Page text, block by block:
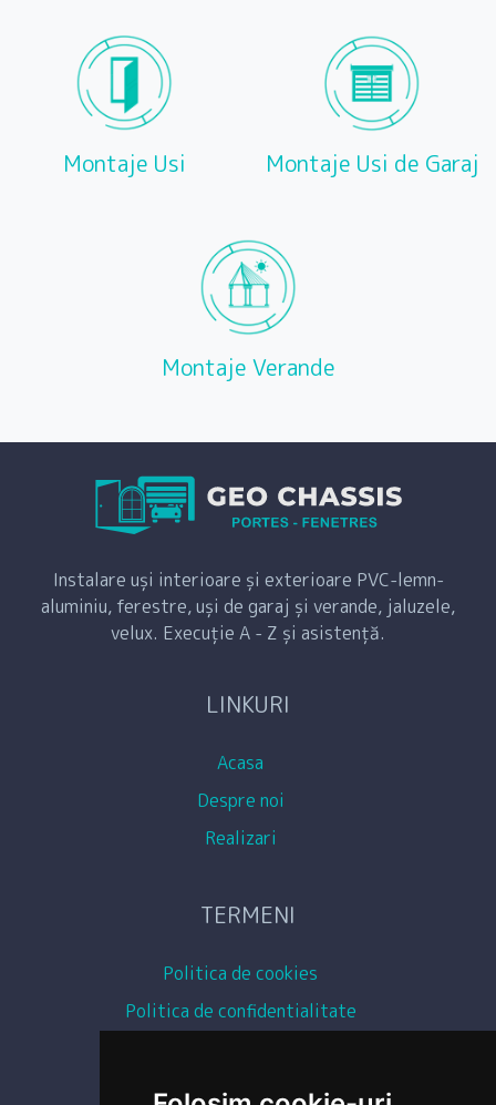
Montaje Usi Montaje Usi de Garaj
Montaje Verande
Instalare uși interioare și exterioare PVC-lemn-
aluminiu, ferestre, uși de garaj și verande, jaluzele,
velux. Execuție A - Z și asistență.
LINKURI
Acasa
Despre noi
Realizari
TERMENI
Politica de cookies
Politica de confidentialitate
Copyright images